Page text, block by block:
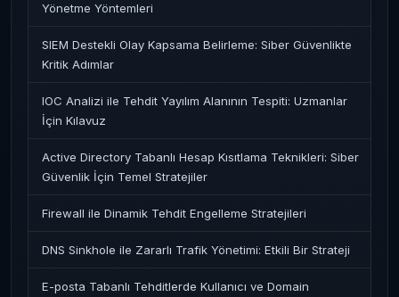
Yönetme Yöntemleri
SIEM Destekli Olay Kapsama Belirleme: Siber Güvenlikte
Kritik Adımlar
IOC Analizi ile Tehdit Yayılım Alanının Tespiti: Uzmanlar
İçin Kılavuz
Active Directory Tabanlı Hesap Kısıtlama Teknikleri: Siber
Güvenlik İçin Temel Stratejiler
Firewall ile Dinamik Tehdit Engelleme Stratejileri
DNS Sinkhole ile Zararlı Trafik Yönetimi: Etkili Bir Strateji
E-posta Tabanlı Tehditlerde Kullanıcı ve Domain